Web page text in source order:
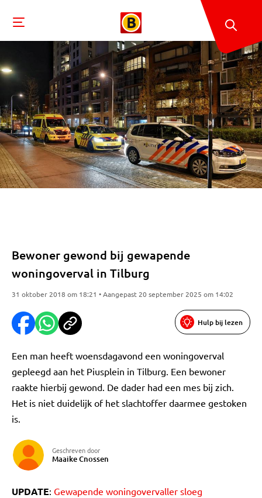
Bewoner gewond bij gewapende
woningoverval in Tilburg
31 oktober 2018 om 18:21 • Aangepast 20 september 2025 om 14:02
Hulp bij lezen
Een man heeft woensdagavond een woningoverval
gepleegd aan het Piusplein in Tilburg. Een bewoner
raakte hierbij gewond. De dader had een mes bij zich.
Het is niet duidelijk of het slachtoffer daarmee gestoken
is.
Geschreven door
Maaike Cnossen
UPDATE: Gewapende woningovervaller sloeg